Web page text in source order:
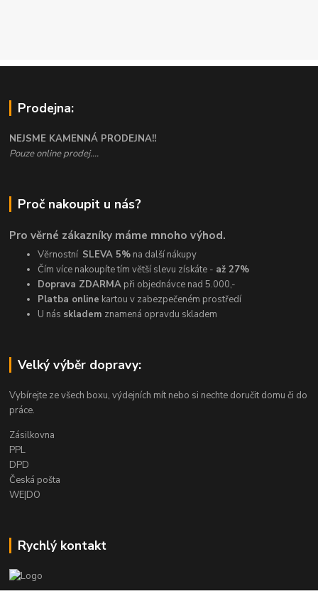
Prodejna:
NEJSME KAMENNÁ PRODEJNA!!
Pouze online prodej....
Proč nakoupit u nás?
Pro věrné zákazníky máme mnoho výhod.
Věrnostní SLEVA 5% na další nákupy
Čím více nakoupíte tím větší slevu získáte - až 27%
Doprava ZDARMA při objednávce nad 5.000,-
Platba online kartou v zabezpečeném prostředí
U nás skladem znamená opravdu skladem
Velký výběr dopravy:
Vybírejte ze všech boxu, výdejních mít nebo si nechte doručit domu či do
práce.
Zásilkovna
PPL
DPD
Česká pošta
WE|DO
Rychlý kontakt